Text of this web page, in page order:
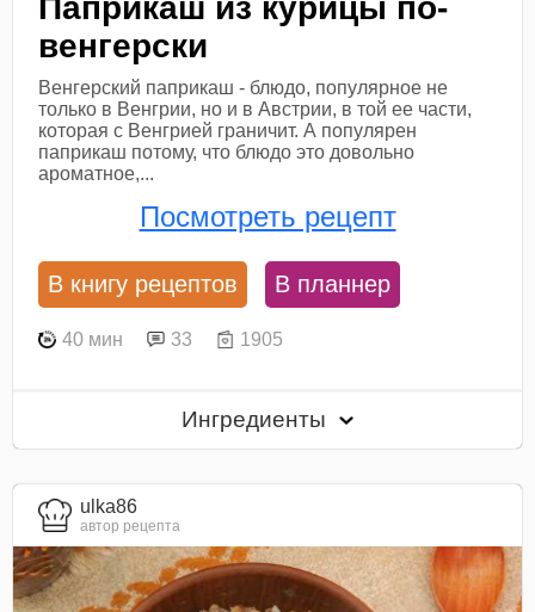
Паприкаш из курицы по-
венгерски
Венгерский паприкаш - блюдо, популярное не
только в Венгрии, но и в Австрии, в той ее части,
которая с Венгрией граничит. А популярен
паприкаш потому, что блюдо это довольно
ароматное,...
Посмотреть рецепт
В книгу рецептов В планнер
40 мин 33 1905
Ингредиенты
ulka86
автор рецепта